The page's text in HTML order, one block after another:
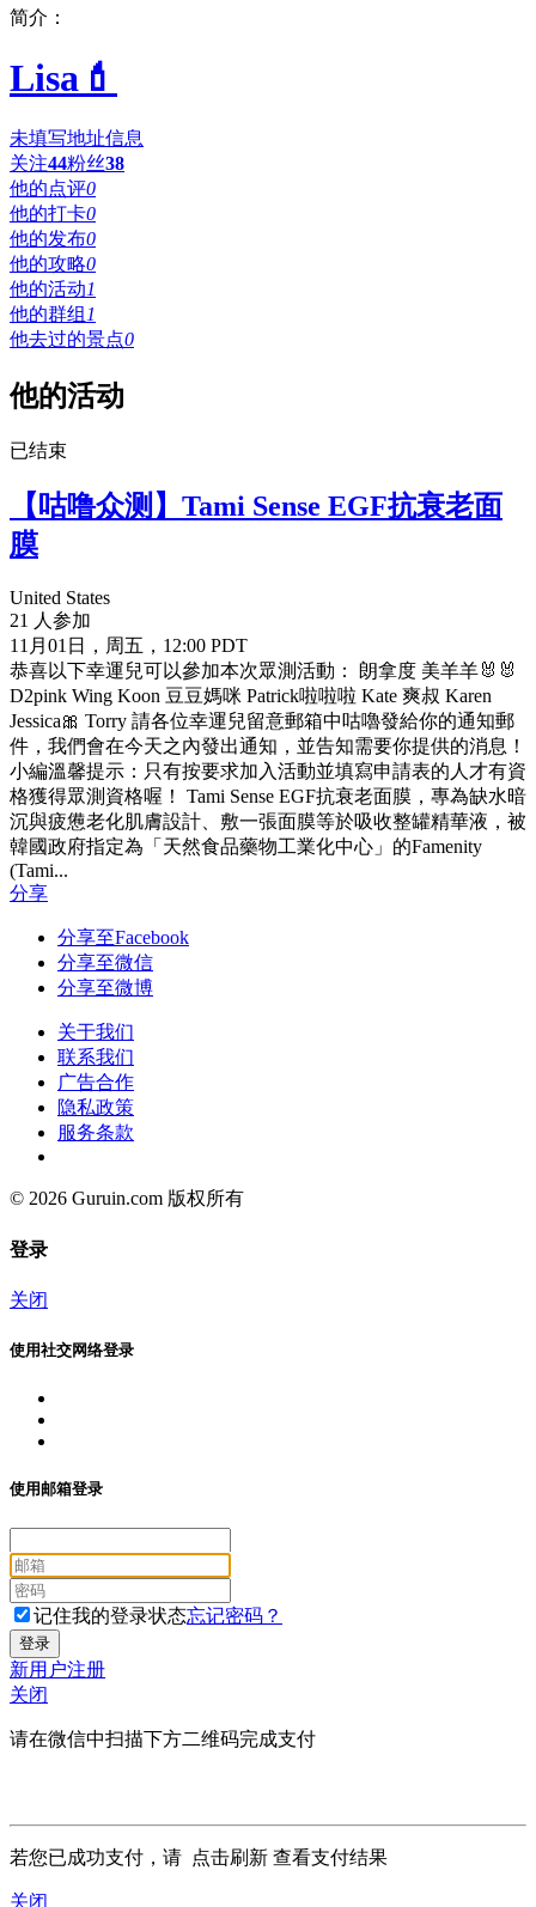
简介：
Lisa💄
未填写地址信息
关注44粉丝38
他的点评0
他的打卡0
他的发布0
他的攻略0
他的活动1
他的群组 1
他去过的景点0
他的活动
已结束
【咕噜众测】Tami Sense EGF抗衰老面
膜
United States
21 人参加
11月01日，周五，12:00 PDT
恭喜以下幸運兒可以參加本次眾測活動： 朗拿度 美羊羊🐰🐰
D2pink Wing Koon 豆豆媽咪 Patrick啦啦啦 Kate 爽叔 Karen
Jessica🎀 Torry 請各位幸運兒留意郵箱中咕嚕發給你的通知郵
件，我們會在今天之內發出通知，並告知需要你提供的消息！
小編溫馨提示：只有按要求加入活動並填寫申請表的人才有資
格獲得眾測資格喔！ Tami Sense EGF抗衰老面膜，專為缺水暗
沉與疲憊老化肌膚設計、敷一張面膜等於吸收整罐精華液，被
韓國政府指定為「天然食品藥物工業化中心」的Famenity
(Tami...
分享
分享至Facebook
分享至微信
分享至微博
关于我们
联系我们
广告合作
隐私政策
服务条款
© 2026 Guruin.com 版权所有
登录
关闭
使用社交网络登录
使用邮箱登录
记住我的登录状态忘记密码？
新用户注册
关闭
请在微信中扫描下方二维码完成支付
若您已成功支付，请 点击刷新 查看支付结果
关闭